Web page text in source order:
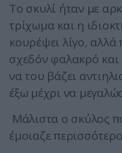
Το σκυλί ήταν με
τρίχωμα και η
κουρέψει λίγο, αλλά
σχεδόν φαλακρό
να του βάζει
έξω μέχρι να
Μάλιστα ο σκύλος
έμοιαζε